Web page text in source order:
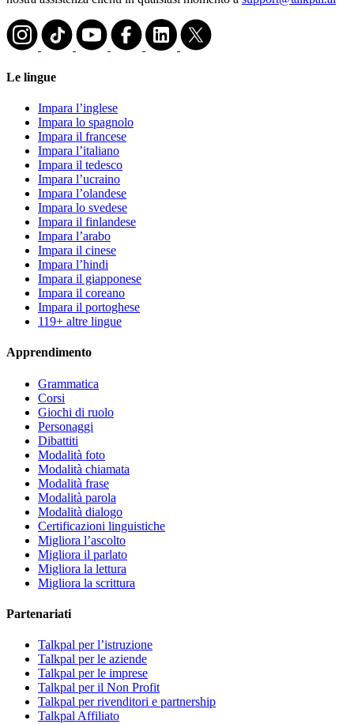
Le lingue
Impara l’inglese
Impara lo spagnolo
Impara il francese
Impara l’italiano
Impara il tedesco
Impara l’ucraino
Impara l’olandese
Impara lo svedese
Impara il finlandese
Impara l’arabo
Impara il cinese
Impara l’hindi
Impara il giapponese
Impara il coreano
Impara il portoghese
119+ altre lingue
Apprendimento
Grammatica
Corsi
Giochi di ruolo
Personaggi
Dibattiti
Modalità foto
Modalità chiamata
Modalità frase
Modalità parola
Modalità dialogo
Certificazioni linguistiche
Migliora l’ascolto
Migliora il parlato
Migliora la lettura
Migliora la scrittura
Partenariati
Talkpal per l’istruzione
Talkpal per le aziende
Talkpal per le imprese
Talkpal per il Non Profit
Talkpal per rivenditori e partnership
Talkpal Affiliato